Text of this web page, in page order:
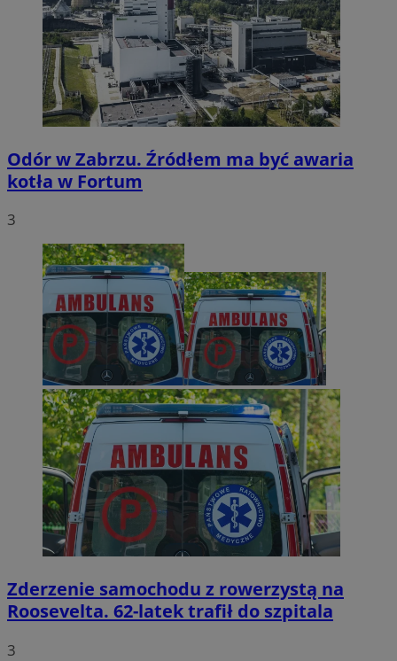
Odór w Zabrzu. Źródłem ma być awaria
kotła w Fortum
3
Zderzenie samochodu z rowerzystą na
Roosevelta. 62-latek trafił do szpitala
3